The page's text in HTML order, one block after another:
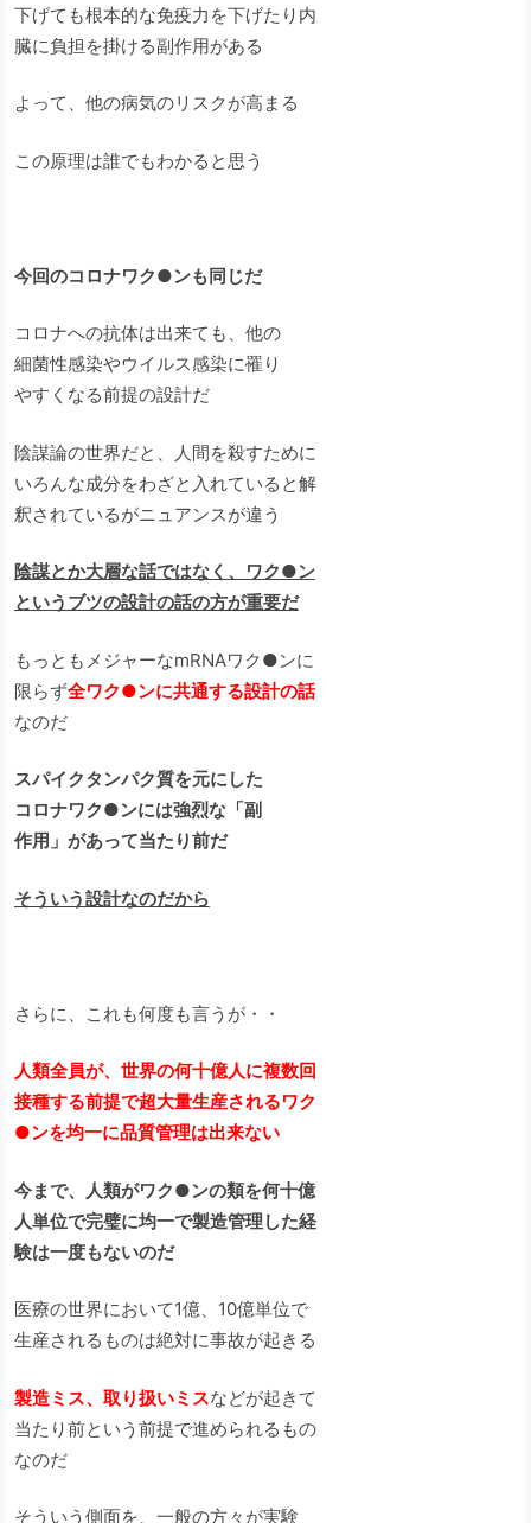
下げても根本的な免疫力を下げたり内
臓に負担を掛ける副作用がある
よって、他の病気のリスクが高まる
この原理は誰でもわかると思う
今回のコロナワク●ンも同じだ
コロナへの抗体は出来ても、他の
細菌性感染やウイルス感染に罹り
やすくなる前提の設計だ
陰謀論の世界だと、人間を殺すために
いろんな成分をわざと入れていると解
釈されているがニュアンスが違う
陰謀とか大層な話ではなく、ワク●ン
というブツの設計の話の方が重要だ
もっともメジャーなmRNAワク●ンに
限らず全ワク●ンに共通する設計の話
なのだ
スパイクタンパク質を元にした
コロナワク●ンには強烈な「副
作用」があって当たり前だ
そういう設計なのだから
さらに、これも何度も言うが・・
人類全員が、世界の何十億人に複数回
接種する前提で超大量生産されるワク
●ンを均一に品質管理は出来ない
今まで、人類がワク●ンの類を何十億
人単位で完璧に均一で製造管理した経
験は一度もないのだ
医療の世界において1億、10億単位で
生産されるものは絶対に事故が起きる
製造ミス、取り扱いミスなどが起きて
当たり前という前提で進められるもの
なのだ
そういう側面を、一般の方々が実験